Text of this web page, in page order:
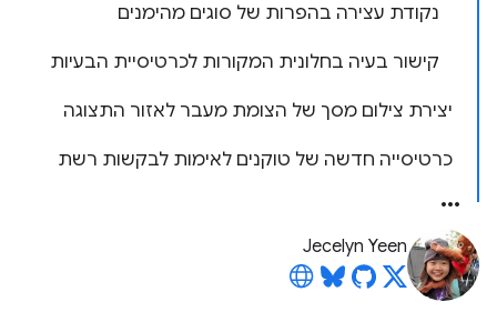
נקודת עצירה בהפרות של סוגים מהימנים
קישור בעיה בחלונית המקורות לכרטיסיית הבעיות
יצירת צילום מסך של הצומת מעבר לאזור התצוגה
כרטיסייה חדשה של טוקנים לאימות לבקשות רשת
Jecelyn Yeen